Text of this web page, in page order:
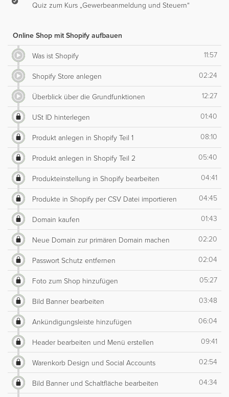
Quiz zum Kurs „Gewerbeanmeldung und Steuern“
Online Shop mit Shopify aufbauen
Was ist Shopify 11:57
Shopify Store anlegen 02:24
Überblick über die Grundfunktionen 12:27
USt ID hinterlegen 01:40
Produkt anlegen in Shopify Teil 1 08:10
Produkt anlegen in Shopify Teil 2 05:40
Produkteinstellung in Shopify bearbeiten 04:41
Produkte in Shopify per CSV Datei importieren 04:45
Domain kaufen 01:43
Neue Domain zur primären Domain machen 02:20
Passwort Schutz entfernen 02:04
Foto zum Shop hinzufügen 05:27
Bild Banner bearbeiten 03:48
Ankündigungsleiste hinzufügen 06:04
Header bearbeiten und Menü erstellen 09:41
Warenkorb Design und Social Accounts 02:54
Bild Banner und Schaltfläche bearbeiten 04:34